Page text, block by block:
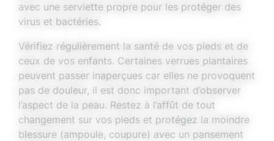
avec une serviette propre pour les protéger des
virus et bactéries.
Vérifiez régulièrement la santé de vos pieds et de
ceux de vos enfants. Certaines verrues plantaires
peuvent passer inaperçues car elles ne provoquent
pas de douleur, il est donc important d’observer
l’aspect de la peau. Restez à l’affût de tout
changement sur vos pieds et protégez la moindre
blessure (ampoule, coupure) avec un pansement